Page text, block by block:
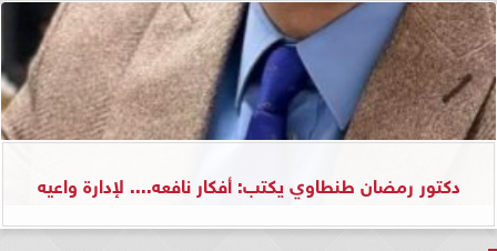
دكتور رمضان طنطاوي يكتب: أفكار نافعه.... لإدارة واعيه